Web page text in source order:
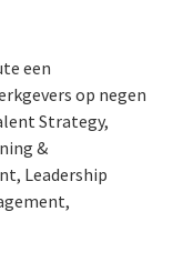
een
op negen
Strategy,
&
Leadership